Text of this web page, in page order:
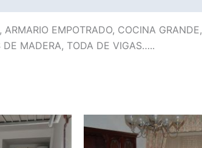
EMPOTRADO, COCINA GRANDE,
DE MADERA, TODA DE VIGAS…..